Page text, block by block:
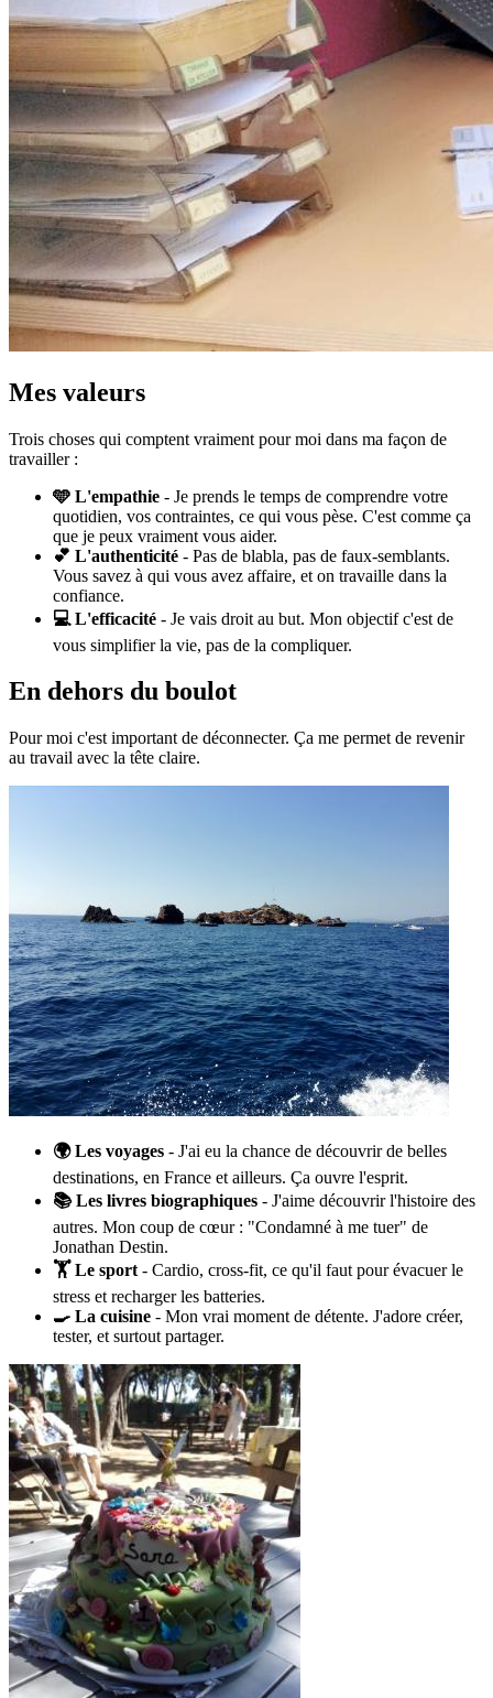
Mes valeurs
Trois choses qui comptent vraiment pour moi dans ma façon de
travailler :
🩵 L'empathie - Je prends le temps de comprendre votre
quotidien, vos contraintes, ce qui vous pèse. C'est comme ça
que je peux vraiment vous aider.
💕 L'authenticité - Pas de blabla, pas de faux-semblants.
Vous savez à qui vous avez affaire, et on travaille dans la
confiance.
💻 L'efficacité - Je vais droit au but. Mon objectif c'est de
vous simplifier la vie, pas de la compliquer.
En dehors du boulot
Pour moi c'est important de déconnecter. Ça me permet de revenir
au travail avec la tête claire.
🌍 Les voyages - J'ai eu la chance de découvrir de belles
destinations, en France et ailleurs. Ça ouvre l'esprit.
📚 Les livres biographiques - J'aime découvrir l'histoire des
autres. Mon coup de cœur : "Condamné à me tuer" de
Jonathan Destin.
🏋️ Le sport - Cardio, cross-fit, ce qu'il faut pour évacuer le
stress et recharger les batteries.
🍳 La cuisine - Mon vrai moment de détente. J'adore créer,
tester, et surtout partager.